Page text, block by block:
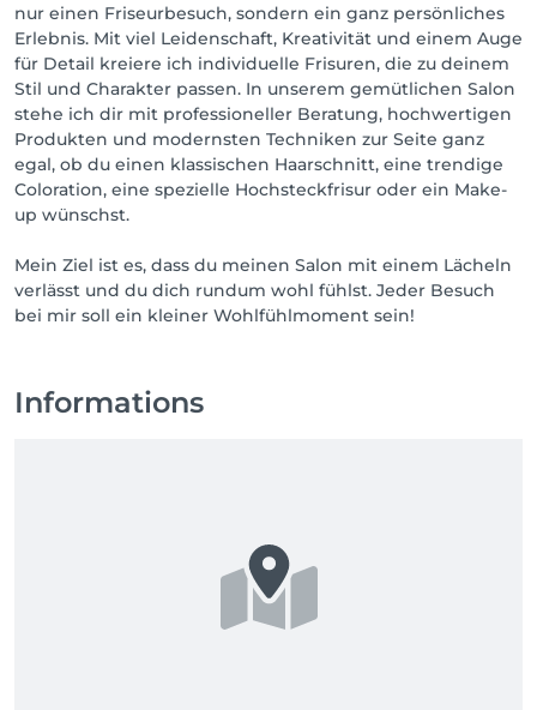
nur einen Friseurbesuch, sondern ein ganz persönliches
Erlebnis. Mit viel Leidenschaft, Kreativität und einem Auge
für Detail kreiere ich individuelle Frisuren, die zu deinem
Stil und Charakter passen. In unserem gemütlichen Salon
stehe ich dir mit professioneller Beratung, hochwertigen
Produkten und modernsten Techniken zur Seite ganz
egal, ob du einen klassischen Haarschnitt, eine trendige
Coloration, eine spezielle Hochsteckfrisur oder ein Make-
up wünschst.
Mein Ziel ist es, dass du meinen Salon mit einem Lächeln
verlässt und du dich rundum wohl fühlst. Jeder Besuch
bei mir soll ein kleiner Wohlfühlmoment sein!
Informations